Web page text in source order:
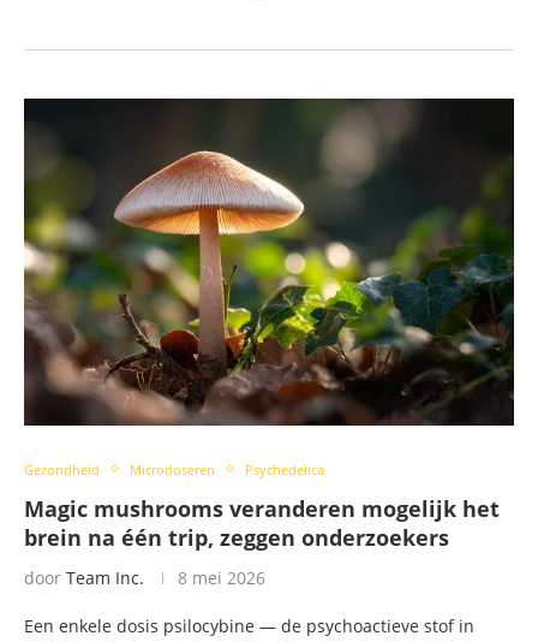
Gezondheid Microdoseren Psychedelica
Magic mushrooms veranderen mogelijk het
brein na één trip, zeggen onderzoekers
door Team Inc. 8 mei 2026
Een enkele dosis psilocybine — de psychoactieve stof in